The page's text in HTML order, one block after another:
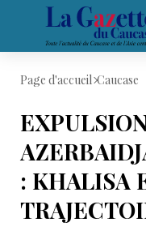
Page d'accueil Caucase
: KHALISA